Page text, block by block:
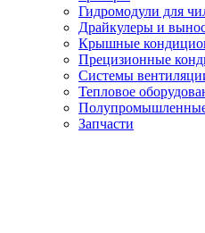
Гидромодули для
Драйкулеры и
Крышные
Прецизионные
Системы
Тепловое
Запчасти